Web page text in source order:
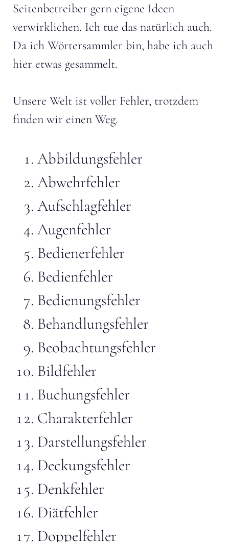
Seitenbetreiber gern eigene Ideen
verwirklichen. Ich tue das natürlich auch.
Da ich Wörtersammler bin, habe ich auch
hier etwas gesammelt.
Unsere Welt ist voller Fehler, trotzdem
finden wir einen Weg.
Abbildungsfehler
Abwehrfehler
Aufschlagfehler
Augenfehler
Bedienerfehler
Bedienfehler
Bedienungsfehler
Behandlungsfehler
Beobachtungsfehler
Bildfehler
Buchungsfehler
Charakterfehler
Darstellungsfehler
Deckungsfehler
Denkfehler
Diätfehler
Doppelfehler